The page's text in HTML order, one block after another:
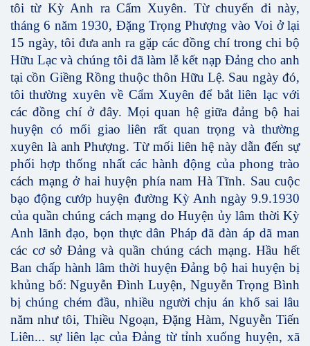
tôi từ Kỳ Anh ra Cẩm Xuyên. Từ chuyến đi này,
tháng 6 năm 1930, Đặng Trọng Phượng vào Voi ở lại
15 ngày, tôi đưa anh ra gặp các đồng chí trong chi bộ
Hữu Lạc và chúng tôi đã làm lễ kết nạp Đảng cho anh
tại cồn Giềng Rồng thuộc thôn Hữu Lệ. Sau ngày đó,
tôi thường xuyên về Cẩm Xuyên để bắt liên lạc với
các đồng chí ở đây. Mọi quan hệ giữa đảng bộ hai
huyện có mối giao liên rất quan trọng và thường
xuyên là anh Phượng. Từ mối liên hệ này dẫn đến sự
phối hợp thống nhất các hành động của phong trào
cách mạng ở hai huyện phía nam Hà Tĩnh. Sau cuộc
bạo động cướp huyện đường Kỳ Anh ngày 9.9.1930
của quần chúng cách mạng do Huyện ủy lâm thời Kỳ
Anh lãnh đạo, bọn thực dân Pháp đã đàn áp dã man
các cơ sở Đảng và quần chúng cách mạng. Hầu hết
Ban chấp hành lâm thời huyện Đảng bộ hai huyện bị
khủng bố: Nguyễn Đình Luyện, Nguyễn Trọng Bình
bị chúng chém đầu, nhiều người chịu án khổ sai lâu
năm như tôi, Thiều Ngoạn, Đặng Hàm, Nguyễn Tiến
Liên... sự liên lạc của Đảng từ tỉnh xuống huyện, xã